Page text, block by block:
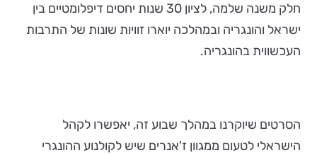
חלק משנה שלמה, לציון 30 שנות יחסים דיפלומטיים בין
ישראל והונגריה ובמהלכה יוארו זוויות שונות של התרבות
העכשווית בהונגריה.
הסרטים שיוקרנו במהלך שבוע זה, יאפשרו לקהל
הישראלי לטעום ממגוון ז'אנרים שיש לקולנוע ההונגרי